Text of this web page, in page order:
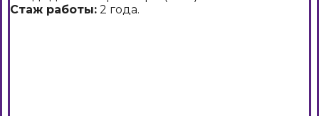
Стаж работы: 2 года.